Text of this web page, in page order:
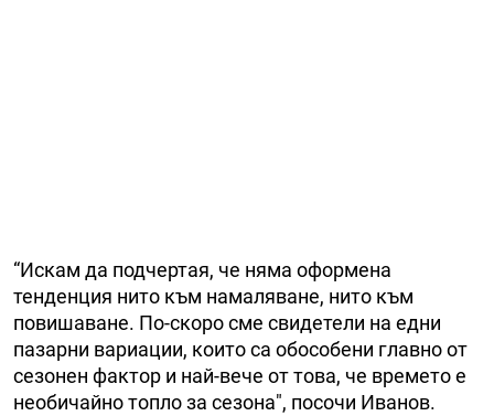
“Искам да подчертая, че няма оформена
тенденция нито към намаляване, нито към
повишаване. По-скоро сме свидетели на едни
пазарни вариации, които са обособени главно от
сезонен фактор и най-вече от това, че времето е
необичайно топло за сезона", посочи Иванов.